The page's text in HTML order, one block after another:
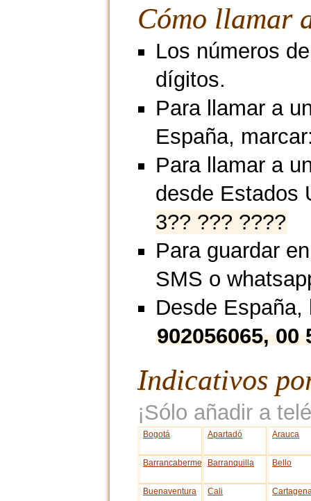
Cómo llamar
Los números
dígitos.
Para llamar a
España,
Para llamar a
desde Estados
3?? ??? ????
Para guardar
SMS o
Desde
902056065,
Indicativos
¡Sólo añadir a
Bogotá Apartadó Arauca
BarrancabermejaBarranquilla Bello
Buenaventura Cali